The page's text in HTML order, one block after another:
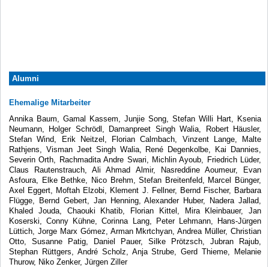
Alumni
Ehemalige Mitarbeiter
Annika Baum, Gamal Kassem, Junjie Song, Stefan Willi Hart, Ksenia
Neumann, Holger Schrödl, Damanpreet Singh Walia, Robert Häusler,
Stefan Wind, Erik Neitzel, Florian Calmbach, Vinzent Lange, Malte
Rathjens, Visman Jeet Singh Walia, René Degenkolbe, Kai Dannies,
Severin Orth, Rachmadita Andre Swari, Michlin Ayoub, Friedrich Lüder,
Claus Rautenstrauch, Ali Ahmad Almir, Nasreddine Aoumeur, Evan
Asfoura, Elke Bethke, Nico Brehm, Stefan Breitenfeld, Marcel Bünger,
Axel Eggert, Moftah Elzobi, Klement J. Fellner, Bernd Fischer, Barbara
Flügge, Bernd Gebert, Jan Henning, Alexander Huber, Nadera Jallad,
Khaled Jouda, Chaouki Khatib, Florian Kittel, Mira Kleinbauer, Jan
Koserski, Conny Kühne, Corinna Lang, Peter Lehmann, Hans-Jürgen
Lüttich, Jorge Marx Gómez, Arman Mkrtchyan, Andrea Müller, Christian
Otto, Susanne Patig, Daniel Pauer, Silke Prötzsch, Jubran Rajub,
Stephan Rüttgers, André Scholz, Anja Strube, Gerd Thieme, Melanie
Thurow, Niko Zenker, Jürgen Ziller